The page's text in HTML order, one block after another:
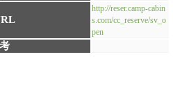
http://reser.camp-cabin
s.com/cc_reserve/sv_o
pen